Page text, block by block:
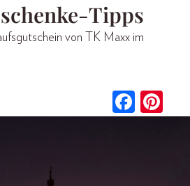
Tipps
von TK Maxx im